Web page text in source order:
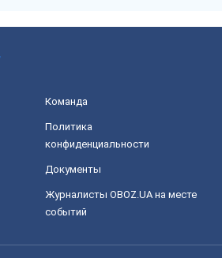
Команда
Политика
конфиденциальности
Документы
Журналисты OBOZ.UA на месте
событий